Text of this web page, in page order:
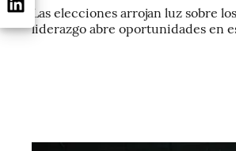
Las elecciones arrojan luz sobre
liderazgo abre oportunidades en